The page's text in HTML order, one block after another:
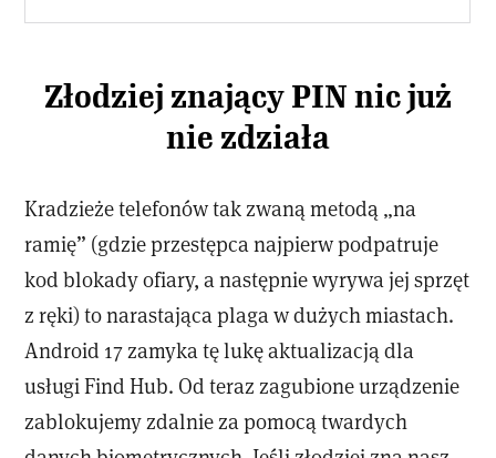
Złodziej znający PIN nic już
nie zdziała
Kradzieże telefonów tak zwaną metodą „na
ramię” (gdzie przestępca najpierw podpatruje
kod blokady ofiary, a następnie wyrywa jej sprzęt
z ręki) to narastająca plaga w dużych miastach.
Android 17 zamyka tę lukę aktualizacją dla
usługi Find Hub. Od teraz zagubione urządzenie
zablokujemy zdalnie za pomocą twardych